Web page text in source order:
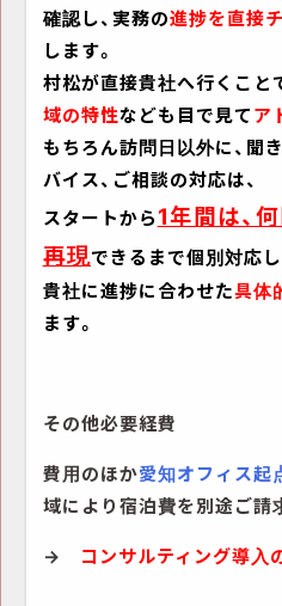
確認し、実務の進捗を直接
します。
村松が直接貴社へ行くこと
域の特性なども目で見てア
もちろん訪問日以外に、聞
バイス、ご相談の対応は、
スタートから1年間は、
再現できるまで個別対応
貴社に進捗に合わせた具体
ます。
その他必要経費
費用のほか愛知オフィス起
域により宿泊費を別途ご請
→ コンサルティング導入